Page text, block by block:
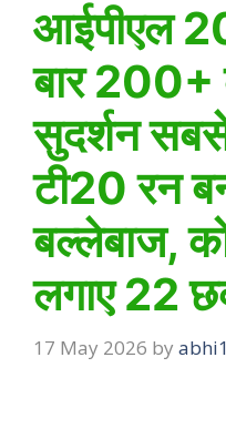
आईपीएल
बार 200+
सुदर्शन
टी20 रन
बल्लेबाज,
लगाए 22
17 May 2026 by